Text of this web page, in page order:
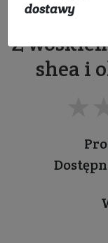
Z
shea i
dostawy